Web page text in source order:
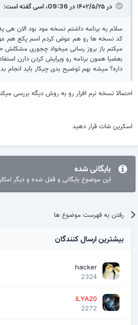
در ۱۴۰۲/۵/۲۵ در 09:36، اسیگفته است:
سلام یه برنامه داشتم نسخه مود بود الان هی یه
کد نسخه ها رو هم عوض کردم اسم پکج هم
میکنم باز بروز رسانی میخواد چجوری مشکلش
بعضیا همون برنامه رو ویرایش کردن دارن
داره؟ میشه بهم توضیح بدی چیکار باید انجام
نسخه نرم افزار رو به روش دیگه بررسی میکنن
شات قرار دهید
بایگانی شده
این موضوع بایگانی و قفل شده و دیگر
رفتن به فهرست موضوع ها
بیشترین ارسال کنندگان
hacker
2324
ILYA20
2272